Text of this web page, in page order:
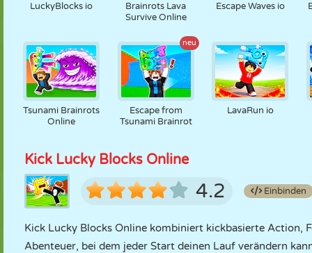
LuckyBlocks io
Brainrots Lava
Survive Online
Escape Waves io
Tsunami Brainrots
Online
neu
Escape from
Tsunami Brainrot
LavaRun io
Kick Lucky Blocks Online
4.2 Einbinden
Kick Lucky Blocks Online kombiniert kickbasierte Action,
Abenteuer, bei dem jeder Start deinen Lauf verändern